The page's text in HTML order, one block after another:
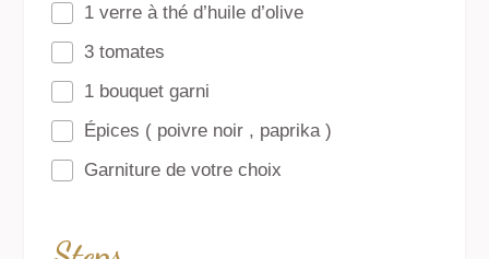
1 verre à thé d’huile d’olive
3 tomates
1 bouquet garni
Épices ( poivre noir , paprika )
Garniture de votre choix